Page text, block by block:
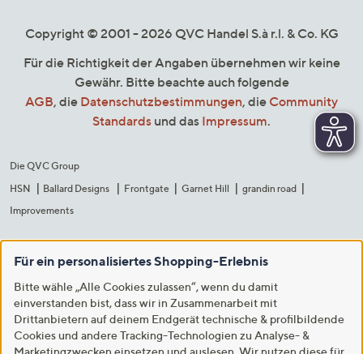
Copyright © 2001 - 2026 QVC Handel S.à r.l. & Co. KG
Für die Richtigkeit der Angaben übernehmen wir keine
Gewähr. Bitte beachte auch folgende
AGB, die Datenschutzbestimmungen, die Community
Standards und das Impressum.
Die QVC Group
HSN
Ballard Designs Frontgate Garnet Hill
grandin road
Improvements
Für ein personalisiertes Shopping-Erlebnis
Bitte wähle „Alle Cookies zulassen“, wenn du damit
einverstanden bist, dass wir in Zusammenarbeit mit
Drittanbietern auf deinem Endgerät technische & profilbildende
Cookies und andere Tracking-Technologien zu Analyse- &
Marketingzwecken einsetzen und auslesen. Wir nutzen diese für